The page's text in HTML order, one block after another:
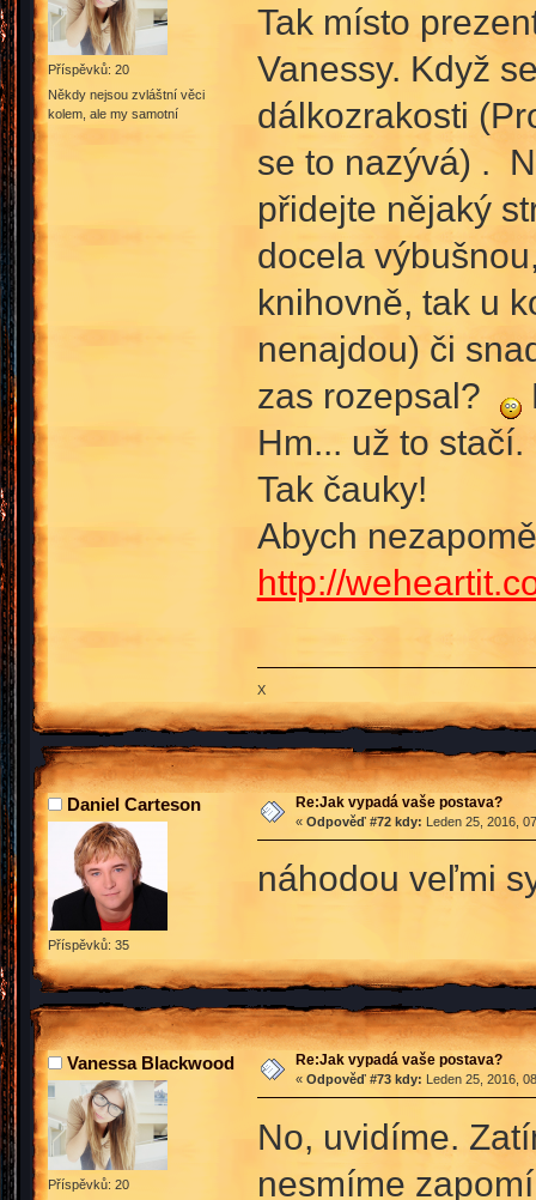
Příspěvků: 20
Někdy nejsou zvláštní věci
kolem, ale my samotní
Tak místo
Vanessy. Když
dálkozrakosti
se to nazývá) .
přidejte nějaký
docela
knihovně, tak u
nenajdou) či
zas rozepsal?
Hm... už to stačí.
Tak čauky!
Abych
http://
X
Daniel Carteson
Příspěvků: 35
Re:Jak vypadá vaše postava?
« Odpověď #72 kdy: Leden 25, 2016,
náhodou veľmi
Vanessa Blackwood
Příspěvků: 20
Re:Jak vypadá vaše postava?
« Odpověď #73 kdy: Leden 25, 2016,
No, uvidíme.
nesmíme